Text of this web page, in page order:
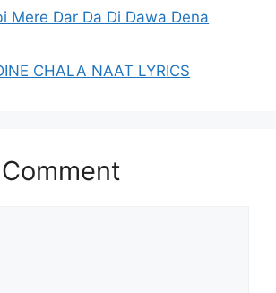
Mere Dar Da Di Dawa Dena
CHALA NAAT LYRICS